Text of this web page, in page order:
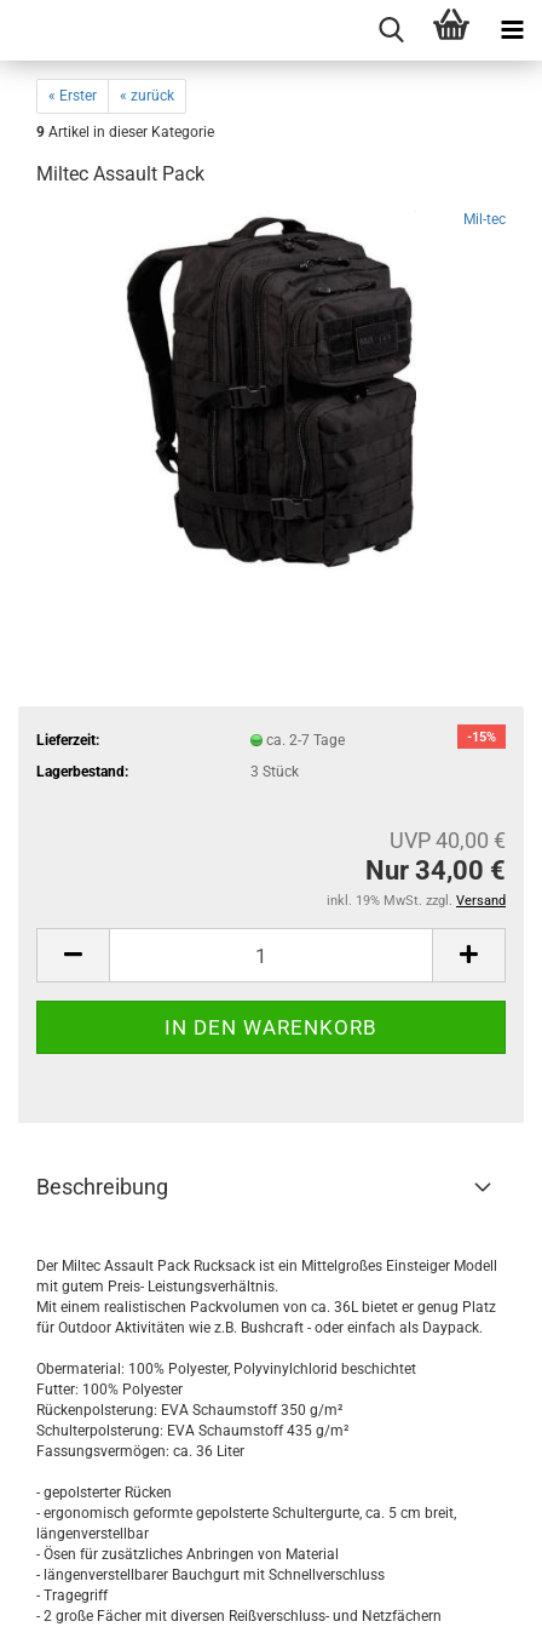
« Erster « zurück
9 Artikel in dieser Kategorie
Miltec Assault Pack
Mil-tec
-15%
Lieferzeit:
ca. 2-7 Tage
Lagerbestand:
3 Stück
UVP 40,00 €
Nur 34,00 €
inkl. 19% MwSt. zzgl. Versand
Beschreibung
Der Miltec Assault Pack Rucksack ist ein Mittelgroßes Einsteiger Modell
mit gutem Preis- Leistungsverhältnis.
Mit einem realistischen Packvolumen von ca. 36L bietet er genug Platz
für Outdoor Aktivitäten wie z.B. Bushcraft - oder einfach als Daypack.
Obermaterial: 100% Polyester, Polyvinylchlorid beschichtet
Futter: 100% Polyester
Rückenpolsterung: EVA Schaumstoff 350 g/m²
Schulterpolsterung: EVA Schaumstoff 435 g/m²
Fassungsvermögen: ca. 36 Liter
- gepolsterter Rücken
- ergonomisch geformte gepolsterte Schultergurte, ca. 5 cm breit,
längenverstellbar
- Ösen für zusätzliches Anbringen von Material
- längenverstellbarer Bauchgurt mit Schnellverschluss
- Tragegriff
- 2 große Fächer mit diversen Reißverschluss- und Netzfächern